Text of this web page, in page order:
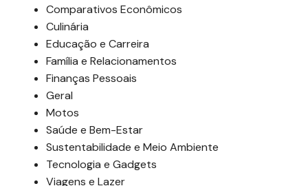
Comparativos Econômicos
Culinária
Educação e Carreira
Família e Relacionamentos
Finanças Pessoais
Geral
Motos
Saúde e Bem-Estar
Sustentabilidade e Meio Ambiente
Tecnologia e Gadgets
Viagens e Lazer